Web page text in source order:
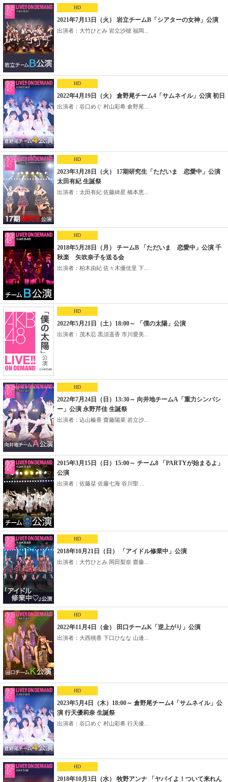
HD
2021年7月13日（火） 岩立チームB「シアターの女神」公演
出演者：大竹ひとみ 岩立沙穂 福岡...
HD
2022年4月19日（火） 倉野尾チーム4「サムネイル」公演 初日
出演者：谷口めぐ 村山彩希 倉野尾...
HD
2023年3月28日（火） 17期研究生「ただいま 恋愛中」公演
太田有紀 生誕祭
出演者：太田有紀 佐藤綺星 橋本恵...
HD
2018年5月28日（月） チームB 「ただいま 恋愛中」公演 千
秋楽 矢吹奈子を送る会
出演者：柏木由紀 佐々木優佳里 下...
HD
2022年5月21日（土）18:00～ 「僕の太陽」公演
出演者：茂木忍 黒須遥香 市川愛美...
HD
2022年7月24日（日）13:30～ 向井地チームA「重力シンパシ
ー」公演 永野芹佳 生誕祭
出演者：込山榛香 齋藤陽菜 岩立沙...
2015年3月15日（日）15:00～ チーム8 「PARTYが始まるよ」
公演
出演者：佐藤栞 佐藤七海 谷川聖 ...
HD
2018年10月21日（日） 「アイドル修業中」公演
出演者：大竹ひとみ 岡田梨奈 齋藤...
HD
2022年11月4日（金） 田口チームK「逆上がり」公演
出演者：大西桃香 下口ひなな 山邊...
HD
2023年5月4日（木）18:00～ 倉野尾チーム4「サムネイル」公
演 行天優莉奈 生誕祭
出演者：谷口めぐ 村山彩希 行天優...
HD
2018年10月3日（水） 牧野アンナ 「ヤバイよ！ついて来れん